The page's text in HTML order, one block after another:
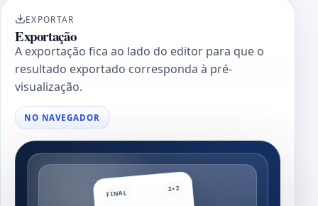
EXPORTAR
Exportação
A exportação fica ao lado do editor para que o
resultado exportado corresponda à pré-
visualização.
NO NAVEGADOR
FINAL
2×2